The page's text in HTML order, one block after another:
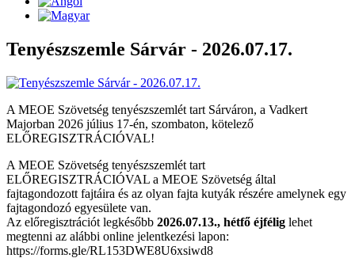
Tenyészszemle Sárvár - 2026.07.17.
A MEOE Szövetség tenyészszemlét tart Sárváron, a Vadkert
Majorban 2026 július 17-én, szombaton, kötelező
ELŐREGISZTRÁCIÓVAL!
A MEOE Szövetség tenyészszemlét tart
ELŐREGISZTRÁCIÓVAL a MEOE Szövetség által
fajtagondozott fajtáira és az olyan fajta kutyák részére amelynek egy
fajtagondozó egyesülete van.
Az előregisztrációt legkésőbb 2026.07.13., hétfő éjfélig lehet
megtenni az alábbi online jelentkezési lapon:
https://forms.gle/RL153DWE8U6xsiwd8